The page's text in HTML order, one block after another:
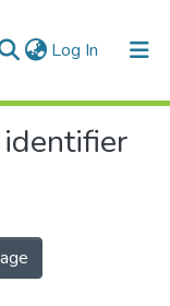
Log In (current)